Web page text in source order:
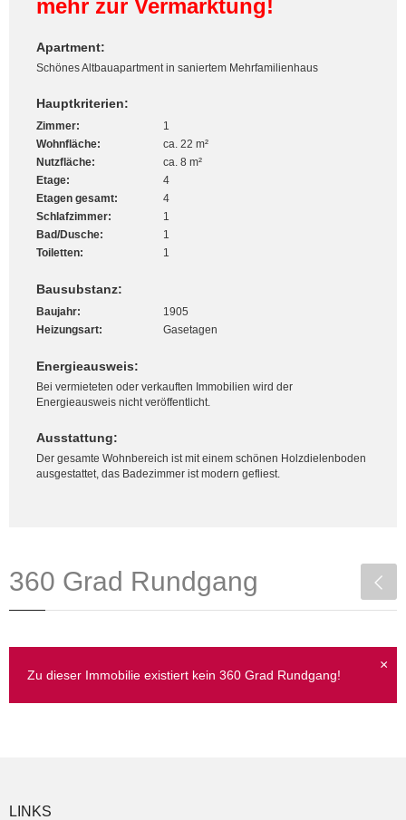
mehr zur Vermarktung!
Apartment:
Schönes Altbauapartment in saniertem Mehrfamilienhaus
Hauptkriterien:
Zimmer:
1
Wohnfläche:
ca. 22 m²
Nutzfläche:
ca. 8 m²
Etage:
4
Etagen gesamt:
4
Schlafzimmer:
1
Bad/Dusche:
1
Toiletten:
1
Bausubstanz:
Baujahr:
1905
Heizungsart:
Gasetagen
Energieausweis:
Bei vermieteten oder verkauften Immobilien wird der
Energieausweis nicht veröffentlicht.
Ausstattung:
Der gesamte Wohnbereich ist mit einem schönen Holzdielenboden
ausgestattet, das Badezimmer ist modern gefliest.
360 Grad Rundgang
×
Zu dieser Immobilie existiert kein 360 Grad Rundgang!
LINKS